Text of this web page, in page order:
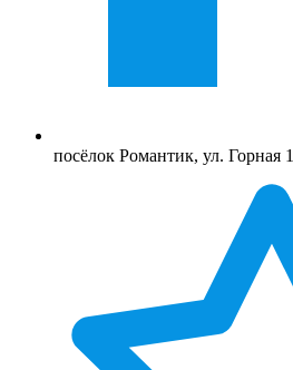
посёлок Романтик, ул. Горная